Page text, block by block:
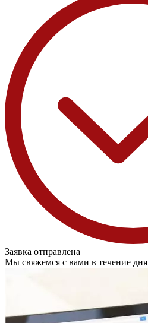
Заявка отправлена
Мы свяжемся с вами в течение дня